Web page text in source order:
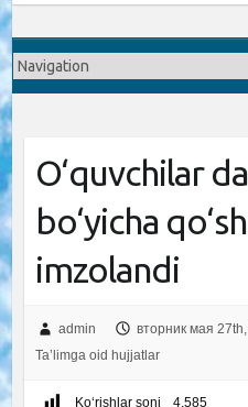
O‘quvchilar
bo‘yicha
imzolandi
admin вторник мая
Ta’limga oid hujjatlar
Ko‘rishlar soni 4,585